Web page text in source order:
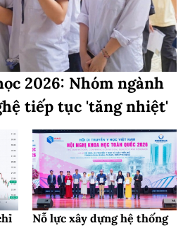
2026: Nhóm ngành
tiếp tục 'tăng nhiệt'
Nỗ lực xây dựng hệ thống